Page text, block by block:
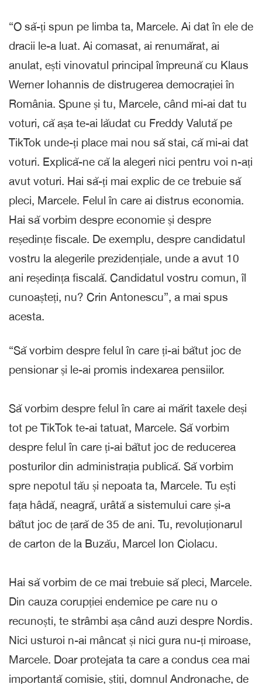
“O să-ți spun pe limba ta, Marcele. Ai dat în ele de
dracii le-a luat. Ai comasat, ai renumărat, ai
anulat, ești vinovatul principal împreună cu Klaus
Werner Iohannis de distrugerea democrației în
România. Spune și tu, Marcele, când mi-ai dat tu
voturi, că așa te-ai lăudat cu Freddy Valută pe
TikTok unde-ți place mai nou să stai, că mi-ai dat
voturi. Explică-ne că la alegeri nici pentru voi n-ați
avut voturi. Hai să-ți mai explic de ce trebuie să
pleci, Marcele. Felul în care ai distrus economia.
Hai să vorbim despre economie și despre
reședințe fiscale. De exemplu, despre candidatul
vostru la alegerile prezidențiale, unde a avut 10
ani reședința fiscală. Candidatul vostru comun, îl
cunoașteți, nu? Crin Antonescu”, a mai spus
acesta.
“Să vorbim despre felul în care ți-ai bătut joc de
pensionar și le-ai promis indexarea pensiilor.
Să vorbim despre felul în care ai mărit taxele deși
tot pe TikTok te-ai tatuat, Marcele. Să vorbim
despre felul în care ți-ai bătut joc de reducerea
posturilor din administrația publică. Să vorbim
spre nepotul tău și nepoata ta, Marcele. Tu ești
fața hâdă, neagră, urâtă a sistemului care și-a
bătut joc de țară de 35 de ani. Tu, revoluționarul
de carton de la Buzău, Marcel Ion Ciolacu.
Hai să vorbim de ce mai trebuie să pleci, Marcele.
Din cauza corupției endemice pe care nu o
recunoști, te strâmbi așa când auzi despre Nordis.
Nici usturoi n-ai mâncat și nici gura nu-ți miroase,
Marcele. Doar protejata ta care a condus cea mai
importantă comisie, știți, domnul Andronache, de